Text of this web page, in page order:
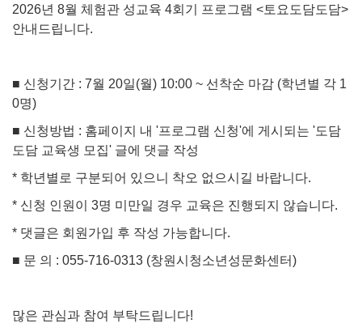
2026년 8월 체험관 성교육 4회기 프로그램 <토요도담도담>
안내드립니다.
■ 신청기간 : 7월 20일(월) 10:00 ~ 선착순 마감 (학년별 각 1
0명)
■ 신청방법 : 홈페이지 내 '프로그램 신청'에 게시되는 '도담
도담 교육생 모집' 글에 댓글 작성
* 학년별로 구분되어 있으니 착오 없으시길 바랍니다.
* 신청 인원이 3명 미만일 경우 교육은 진행되지 않습니다.
* 댓글은 회원가입 후 작성 가능합니다.
■ 문 의 : 055-716-0313 (창원시청소년성문화센터)
많은 관심과 참여 부탁드립니다!